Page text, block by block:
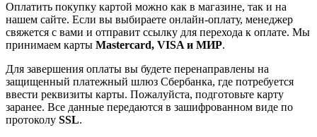
Оплатить покупку картой можно как в магазине, так и на
нашем сайте. Если вы выбираете онлайн-оплату, менеджер
свяжется с вами и отправит ссылку для перехода к оплате. Мы
принимаем карты Mastercard, VISA и МИР.
Для завершения оплаты вы будете перенаправлены на
защищенный платежный шлюз Сбербанка, где потребуется
ввести реквизиты карты. Пожалуйста, подготовьте карту
заранее. Все данные передаются в зашифрованном виде по
протоколу SSL.